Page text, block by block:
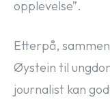
opplevelse”.
Etterpå,
Øystein til
journalist kan